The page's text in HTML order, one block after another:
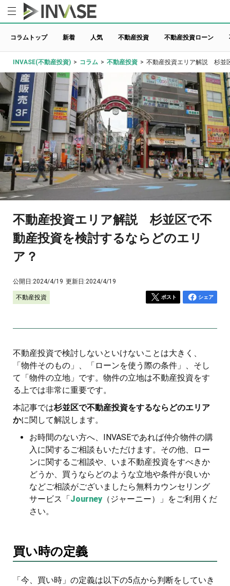
コラムトップ 新着 人気 不動産投資 不動産投資ローン
INVASE(不動産投資) > コラム > 不動産投資 > 不動産投資エリア解説 杉並
不動産投資エリア解説 杉並区で不
動産投資を検討するならどのエリ
ア？
公開日:2024/4/19 更新日:2024/4/19
不動産投資 ポスト シェア
不動産投資で検討しないといけないことは大きく、
「物件そのもの」、「ローンを使う際の条件」、そし
て「物件の立地」です。物件の立地は不動産投資をす
る上では非常に重要です。
本記事では杉並区で不動産投資をするならどのエリア
かに関して解説します。
お時間のない方へ、INVASEであれば仲介物件の購
入に関するご相談もいただけます。その他、ロー
ンに関するご相談や、いま不動産投資をすべきか
どうか、買うならどのような立地や条件が良いか
などご相談がございましたら無料カウンセリング
サービス「 Journey （ジャーニー）」をご利用くだ
さい。
買い時の定義
「今、買い時」の定義は以下の5点から判断をしていき